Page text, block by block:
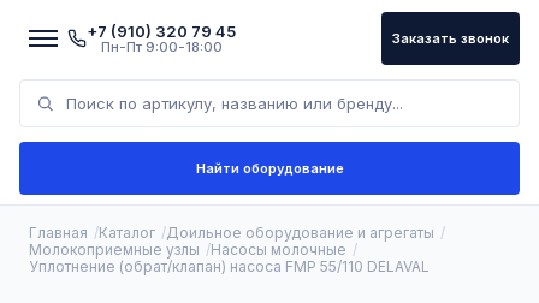
+7 (910) 320 79 45
Пн-Пт 9:00-18:00 Заказать звонок
Найти оборудование
Главная Каталог
Доильное оборудование и агрегаты
Молокоприемные узлы
Насосы молочные
Уплотнение (обрат/клапан) насоса FMP 55/110 DELAVAL